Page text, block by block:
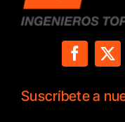
Suscríbete a